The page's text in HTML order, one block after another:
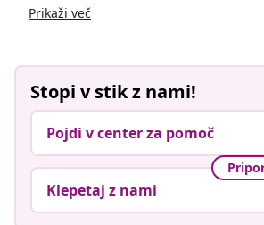
Prikaži več
Stopi v stik z nami!
Pojdi v center za pomoč
Klepetaj z nami